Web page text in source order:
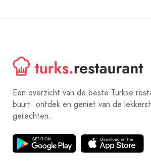
Een overzicht van de beste Turkse
buurt: ontdek en geniet van de
gerechten.